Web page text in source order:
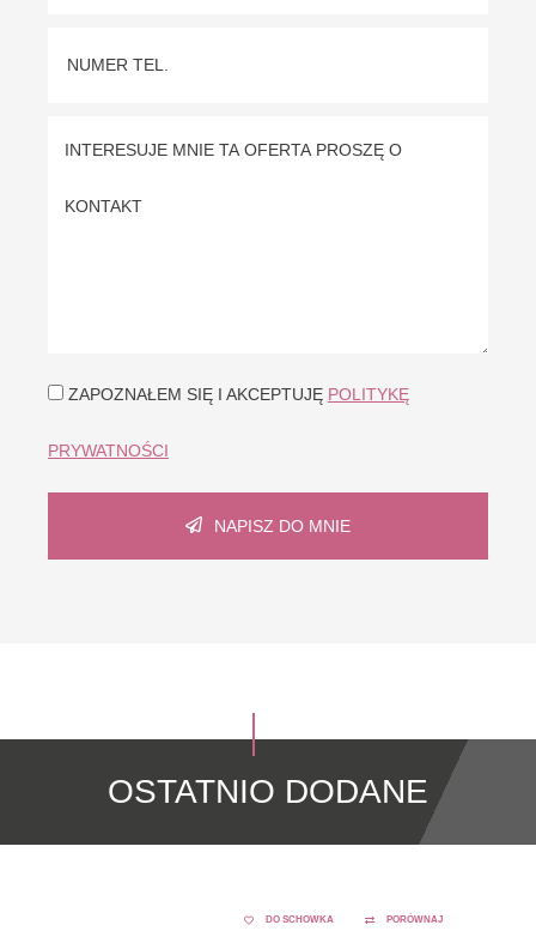
ZAPOZNAŁEM SIĘ I AKCEPTUJĘ POLITYKĘ
PRYWATNOŚCI
NAPISZ DO MNIE
OSTATNIO DODANE
DO SCHOWKA PORÓWNAJ